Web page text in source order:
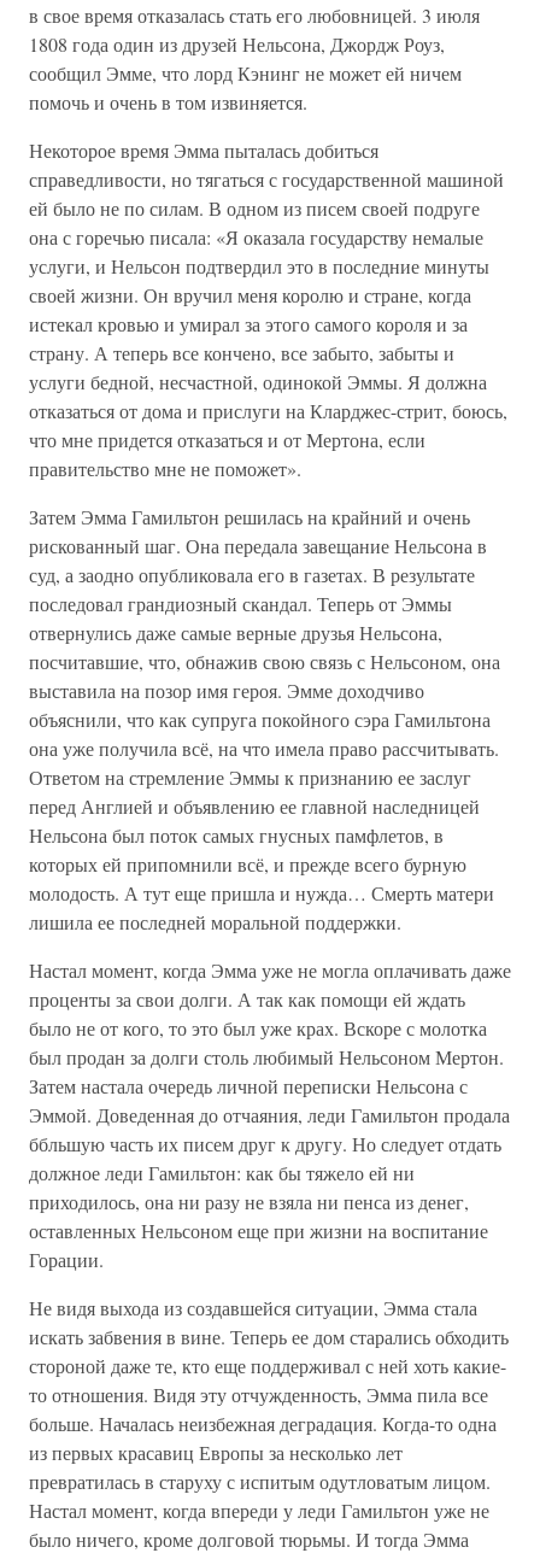
в свое время отказалась стать его любовницей. 3 июля
1808 года один из друзей Нельсона, Джордж Роуз,
сообщил Эмме, что лорд Кэнинг не может ей ничем
помочь и очень в том извиняется.
Некоторое время Эмма пыталась добиться
справедливости, но тягаться с государственной машиной
ей было не по силам. В одном из писем своей подруге
она с горечью писала: «Я оказала государству немалые
услуги, и Нельсон подтвердил это в последние минуты
своей жизни. Он вручил меня королю и стране, когда
истекал кровью и умирал за этого самого короля и за
страну. А теперь все кончено, все забыто, забыты и
услуги бедной, несчастной, одинокой Эммы. Я должна
отказаться от дома и прислуги на Кларджес-стрит, боюсь,
что мне придется отказаться и от Мертона, если
правительство мне не поможет».
Затем Эмма Гамильтон решилась на крайний и очень
рискованный шаг. Она передала завещание Нельсона в
суд, а заодно опубликовала его в газетах. В результате
последовал грандиозный скандал. Теперь от Эммы
отвернулись даже самые верные друзья Нельсона,
посчитавшие, что, обнажив свою связь с Нельсоном, она
выставила на позор имя героя. Эмме доходчиво
объяснили, что как супруга покойного сэра Гамильтона
она уже получила всё, на что имела право рассчитывать.
Ответом на стремление Эммы к признанию ее заслуг
перед Англией и объявлению ее главной наследницей
Нельсона был поток самых гнусных памфлетов, в
которых ей припомнили всё, и прежде всего бурную
молодость. А тут еще пришла и нужда… Смерть матери
лишила ее последней моральной поддержки.
Настал момент, когда Эмма уже не могла оплачивать даже
проценты за свои долги. А так как помощи ей ждать
было не от кого, то это был уже крах. Вскоре с молотка
был продан за долги столь любимый Нельсоном Мертон.
Затем настала очередь личной переписки Нельсона с
Эммой. Доведенная до отчаяния, леди Гамильтон продала
ббльшую часть их писем друг к другу. Но следует отдать
должное леди Гамильтон: как бы тяжело ей ни
приходилось, она ни разу не взяла ни пенса из денег,
оставленных Нельсоном еще при жизни на воспитание
Горации.
Не видя выхода из создавшейся ситуации, Эмма стала
искать забвения в вине. Теперь ее дом старались обходить
стороной даже те, кто еще поддерживал с ней хоть какие-
то отношения. Видя эту отчужденность, Эмма пила все
больше. Началась неизбежная деградация. Когда-то одна
из первых красавиц Европы за несколько лет
превратилась в старуху с испитым одутловатым лицом.
Настал момент, когда впереди у леди Гамильтон уже не
было ничего, кроме долговой тюрьмы. И тогда Эмма